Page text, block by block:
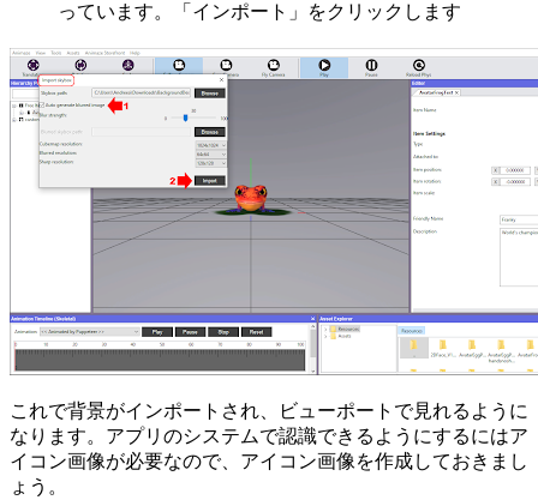
っています。「 インポート 」をクリックします
これで背景がインポートされ、ビューポートで見れるように
なります。アプリのシステムで認識できるようにするにはア
イコン画像が必要なので、アイコン画像を作成しておきまし
ょう。